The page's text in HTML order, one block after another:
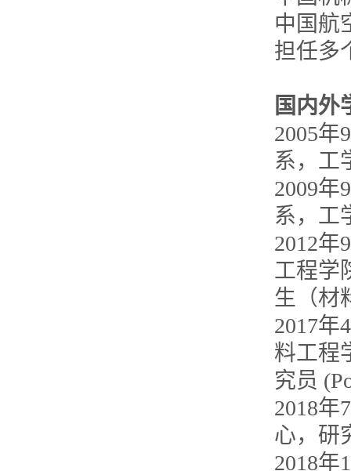
中国航
担任多
国内外
2005年
系，工
2009年
系，工
2012年
工程学
生（材
2017年
料工程
究员
2018年
心，研
2018年